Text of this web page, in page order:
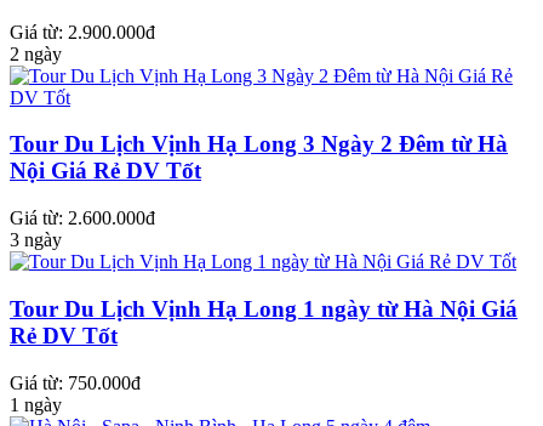
Giá từ: 2.900.000đ
2 ngày
Tour Du Lịch Vịnh Hạ Long 3 Ngày 2 Đêm từ Hà
Nội Giá Rẻ DV Tốt
Giá từ: 2.600.000đ
3 ngày
Tour Du Lịch Vịnh Hạ Long 1 ngày từ Hà Nội Giá
Rẻ DV Tốt
Giá từ: 750.000đ
1 ngày